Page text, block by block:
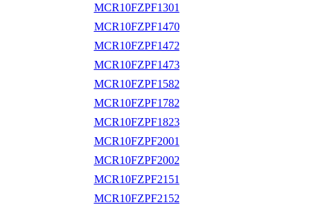
MCR10FZPF1301
MCR10FZPF1470
MCR10FZPF1472
MCR10FZPF1473
MCR10FZPF1582
MCR10FZPF1782
MCR10FZPF1823
MCR10FZPF2001
MCR10FZPF2002
MCR10FZPF2151
MCR10FZPF2152